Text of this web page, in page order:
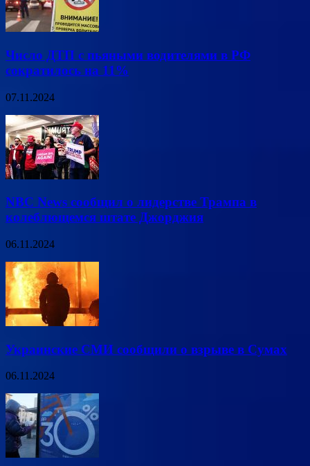
Число ДТП с пьяными водителями в РФ
сократилось на 11%
07.11.2024
NBC News сообщил о лидерстве Трампа в
колеблющемся штате Джорджия
06.11.2024
Украинские СМИ сообщили о взрыве в Сумах
06.11.2024